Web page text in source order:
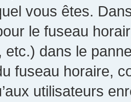
vous êtes.
le fuseau
etc.) dans le
fuseau horaire,
utilisateurs